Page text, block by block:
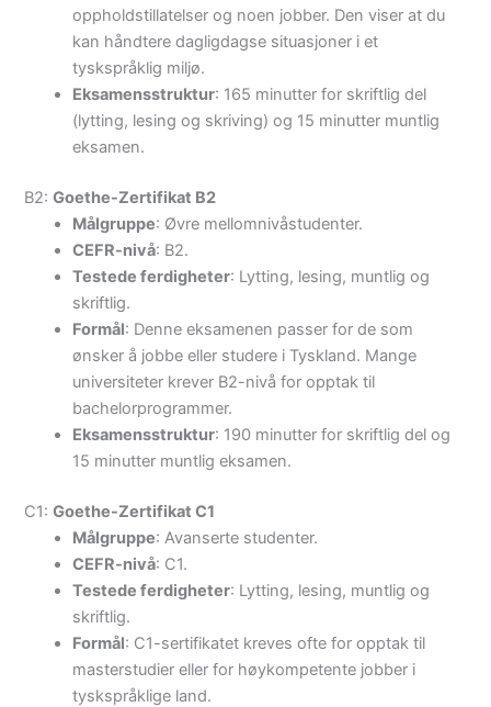
oppholdstillatelser og noen jobber. Den viser at du
kan håndtere dagligdagse situasjoner i et
tyskspråklig miljø.
Eksamensstruktur: 165 minutter for skriftlig del
(lytting, lesing og skriving) og 15 minutter muntlig
eksamen.
B2:Goethe-Zertifikat B2
Målgruppe: Øvre mellomnivåstudenter.
CEFR-nivå: B2.
Testede ferdigheter: Lytting, lesing, muntlig og
skriftlig.
Formål: Denne eksamenen passer for de som
ønsker å jobbe eller studere i Tyskland. Mange
universiteter krever B2-nivå for opptak til
bachelorprogrammer.
Eksamensstruktur: 190 minutter for skriftlig del og
15 minutter muntlig eksamen.
C1:Goethe-Zertifikat C1
Målgruppe: Avanserte studenter.
CEFR-nivå: C1.
Testede ferdigheter: Lytting, lesing, muntlig og
skriftlig.
Formål: C1-sertifikatet kreves ofte for opptak til
masterstudier eller for høykompetente jobber i
tyskspråklige land.